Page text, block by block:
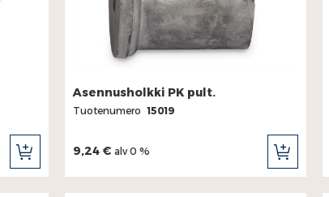
LISÄÄ
Asennusholkki PK pult.
Tuotenumero 15019
9,24 € alv 0 %
LISÄÄ